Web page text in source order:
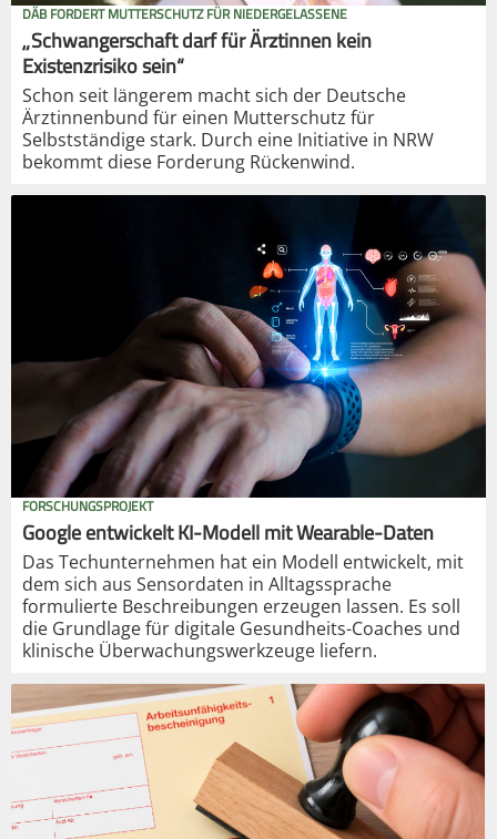
DÄB FORDERT MUTTERSCHUTZ FÜR NIEDERGELASSENE
„Schwangerschaft darf für Ärztinnen kein
Existenzrisiko sein“
Schon seit längerem macht sich der Deutsche
Ärztinnenbund für einen Mutterschutz für
Selbstständige stark. Durch eine Initiative in NRW
bekommt diese Forderung Rückenwind.
FORSCHUNGSPROJEKT
Google entwickelt KI-Modell mit Wearable-Daten
Das Techunternehmen hat ein Modell entwickelt, mit
dem sich aus Sensordaten in Alltagssprache
formulierte Beschreibungen erzeugen lassen. Es soll
die Grundlage für digitale Gesundheits-Coaches und
klinische Überwachungswerkzeuge liefern.